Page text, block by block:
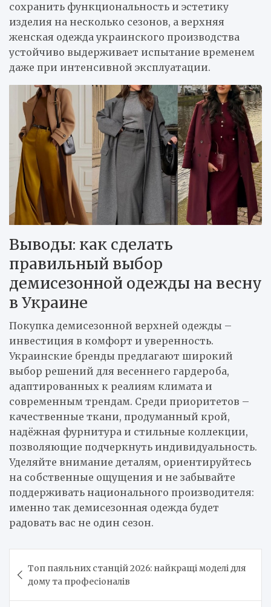
сохранить функциональность и эстетику
изделия на несколько сезонов, а верхняя
женская одежда украинского производства
устойчиво выдерживает испытание временем
даже при интенсивной эксплуатации.
Выводы: как сделать
правильный выбор
демисезонной одежды на весну
в Украине
Покупка демисезонной верхней одежды –
инвестиция в комфорт и уверенность.
Украинские бренды предлагают широкий
выбор решений для весеннего гардероба,
адаптированных к реалиям климата и
современным трендам. Среди приоритетов –
качественные ткани, продуманный крой,
надёжная фурнитура и стильные коллекции,
позволяющие подчеркнуть индивидуальность.
Уделяйте внимание деталям, ориентируйтесь
на собственные ощущения и не забывайте
поддерживать национального производителя:
именно так демисезонная одежда будет
радовать вас не один сезон.
по
записям
Топ паяльних станцій 2026: найкращі моделі для
дому та професіоналів